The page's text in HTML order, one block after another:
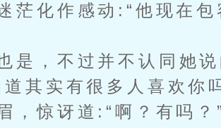
化作感动:“他现在包
，不过并不认同她说
实有很多人喜欢你
惊讶道:“啊？有吗？”